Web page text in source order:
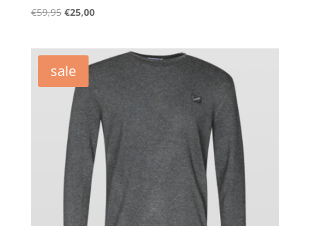
€59,95 Oorspronkelijke
€59,95.
€25,00Huidige
€25,00.
sale